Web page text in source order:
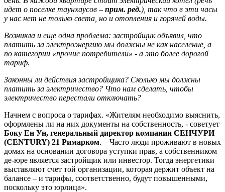
идет о поселке таунхаусов – прим. ред.), так что в эти часы
у нас нет не только света, но и отопления и горячей воды.
Возникла и еще одна проблема: застройщик объявил, что
платить за электроэнергию мы должны не как население, а
по категории «прочие потребители» - а это более дорогой
тариф.
Законны ли действия застройщика? Сколько мы должны
платить за электричество? Что нам сделать, чтобы
электричество перестали отключать?
Начнем с вопроса о тарифах. «Жителям необходимо выяснить,
оформлены ли на них документы на собственность, - советует
Боку Ен Ун, генеральный директор компании СЕНЧУРИ
(CENTURY) 21 Римарком. – Часто люди проживают в новых
домах на основании договора уступки прав, а собственником
де-юре является застройщик или инвестор. Тогда энергетики
выставляют счет той организации, которая держит объект на
балансе – и тарифы, соответственно, будут повышенными,
поскольку это юрлица».